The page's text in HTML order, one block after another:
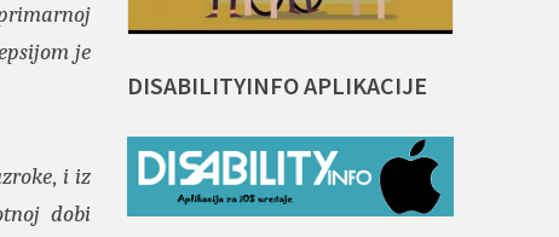
je
, i iz
dobi
DISABILITYINFOAPLIKACIJE